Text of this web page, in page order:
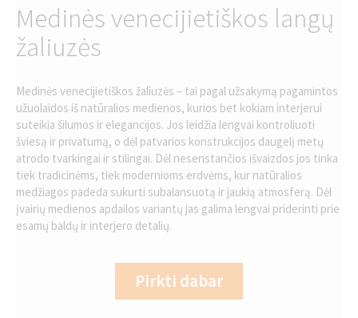
Medinės venecijietiškos langų
žaliuzės
Medinės venecijietiškos žaliuzės – tai pagal užsakymą pagamintos
užuolaidos iš natūralios medienos, kurios bet kokiam interjerui
suteikia šilumos ir elegancijos. Jos leidžia lengvai kontroliuoti
šviesą ir privatumą, o dėl patvarios konstrukcijos daugelį metų
atrodo tvarkingai ir stilingai. Dėl nesenstančios išvaizdos jos tinka
tiek tradicinėms, tiek modernioms erdvėms, kur natūralios
medžiagos padeda sukurti subalansuotą ir jaukią atmosferą. Dėl
įvairių medienos apdailos variantų jas galima lengvai priderinti prie
esamų baldų ir interjero detalių.
Pirkti dabar